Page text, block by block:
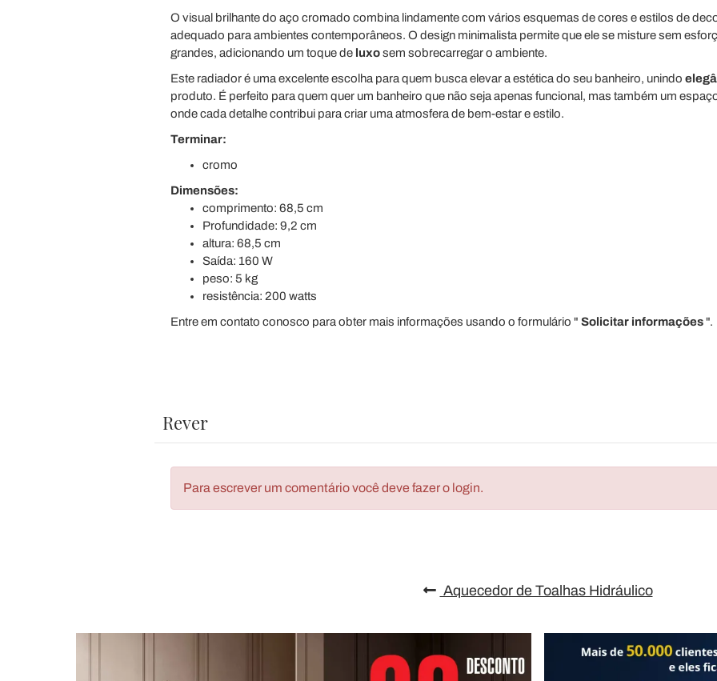
O visual brilhante do aço cromado combina lindamente com vários esquemas de cores e estilos de
adequado para ambientes contemporâneos. O design minimalista permite que ele se misture sem
grandes, adicionando um toque de luxosem sobrecarregar o ambiente.
Este radiador é uma excelente escolha para quem busca elevar a estética do seu banheiro, unindo
produto. É perfeito para quem quer um banheiro que não seja apenas funcional, mas também um
onde cada detalhe contribui para criar uma atmosfera de bem-estar e estilo.
Terminar:
cromo
Dimensões:
comprimento: 68,5 cm
Profundidade: 9,2 cm
altura: 68,5 cm
Saída: 160 W
peso: 5 kg
resistência: 200 watts
Entre em contato conosco para obter mais informações usando o formulário " Solicitar informações".
Rever
Para escrever um comentário você deve fazer o login.
Aquecedor de Toalhas Hidráulico